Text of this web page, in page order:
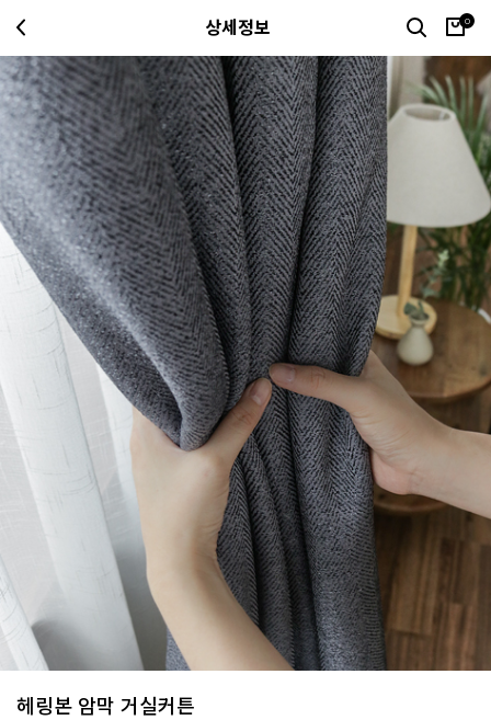
상세정보 0
헤링본 암막 거실커튼